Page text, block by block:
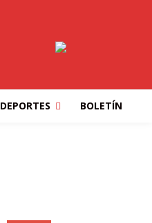
DEPORTES BOLETÍN